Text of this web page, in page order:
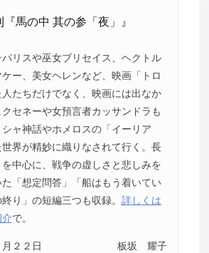
『馬の中 其の参「夜」』
パリスや巫女ブリセイス、ヘクトル
ー、美女ヘレンなど、映画「トロ
たちだけでなく、映画には出なか
セネーや女預言者カッサンドラも
ャ神話やホメロスの「イーリア
界が精妙に織りなされて行く。長
中心に、戦争の虚しさと悲しみを
「想定問答」「船はもう着いてい
り」の短編三つも収録。 詳しくは
で。
２２日 板坂 耀子